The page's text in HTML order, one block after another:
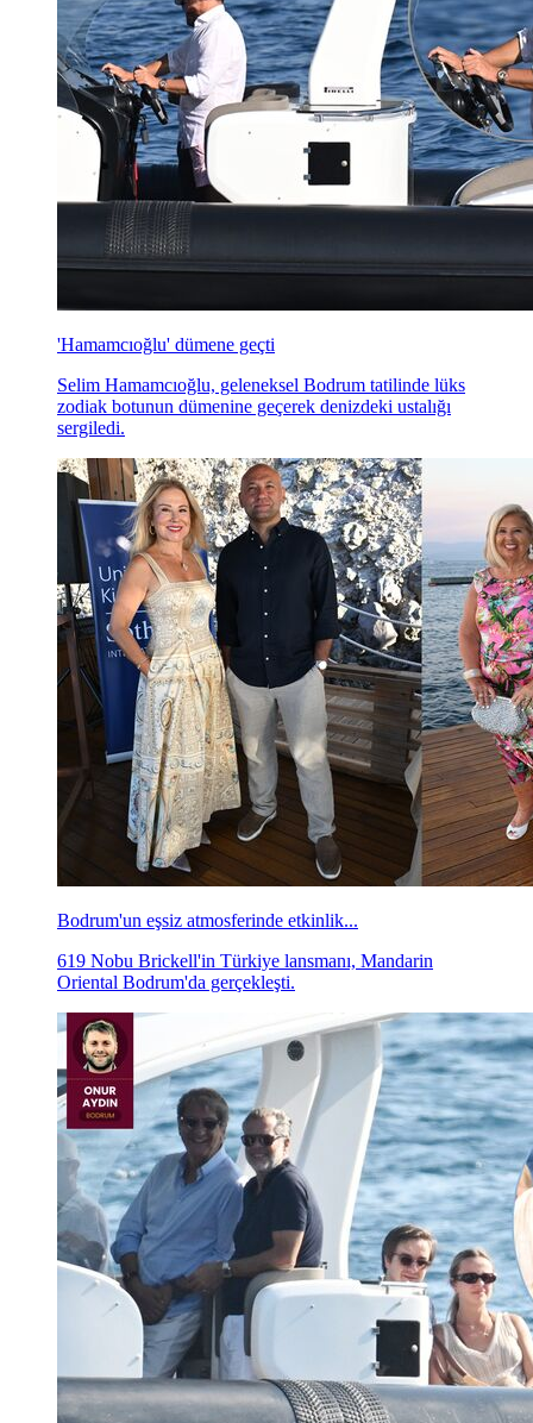
'Hamamcıoğlu' dümene geçti
Selim Hamamcıoğlu, geleneksel Bodrum tatilinde lüks
zodiak botunun dümenine geçerek denizdeki ustalığı
sergiledi.
Bodrum'un eşsiz atmosferinde etkinlik...
619 Nobu Brickell'in Türkiye lansmanı, Mandarin
Oriental Bodrum'da gerçekleşti.